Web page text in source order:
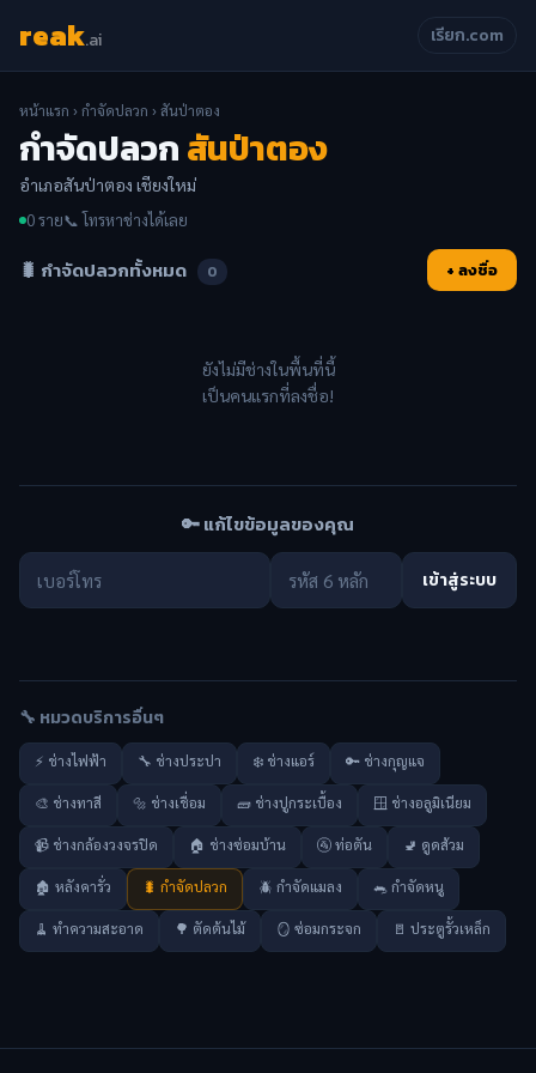
reak.ai เรียก.com
หน้าแรก ›กำจัดปลวก › สันป่าตอง
กำจัดปลวกสันป่าตอง
อำเภอสันป่าตอง เชียงใหม่
0 ราย📞 โทรหาช่างได้เลย
🐛 กำจัดปลวกทั้งหมด 0 + ลงชื่อ
ยังไม่มีช่างในพื้นที่นี้
เป็นคนแรกที่ลงชื่อ!
🔑 แก้ไขข้อมูลของคุณ
เข้าสู่ระบบ
🔧 หมวดบริการอื่นๆ
⚡ ช่างไฟฟ้า 🔧 ช่างประปา ❄️ ช่างแอร์ 🔑 ช่างกุญแจ
🎨 ช่างทาสี 🔩 ช่างเชื่อม 🧱 ช่างปูกระเบื้อง 🪟 ช่างอลูมิเนียม
📹 ช่างกล้องวงจรปิด 🏠 ช่างซ่อมบ้าน 🚰 ท่อตัน 🚽 ดูดส้วม
🏚️ หลังคารั่ว 🐛 กำจัดปลวก 🪲 กำจัดแมลง 🐀 กำจัดหนู
🧹 ทำความสะอาด 🌳 ตัดต้นไม้ 🪞 ซ่อมกระจก 🚪 ประตูรั้วเหล็ก